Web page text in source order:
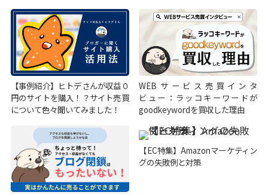
【事例紹介】ヒトデさんが収益０
円のサイトを購入！？サイト売買
について色々聞いてみました！
WEBサービス売買インタ
ビュー：ラッコキーワードが
goodkeywordを買収した理由
【EC特集】Amazonマーケティン
グの失敗例と対策